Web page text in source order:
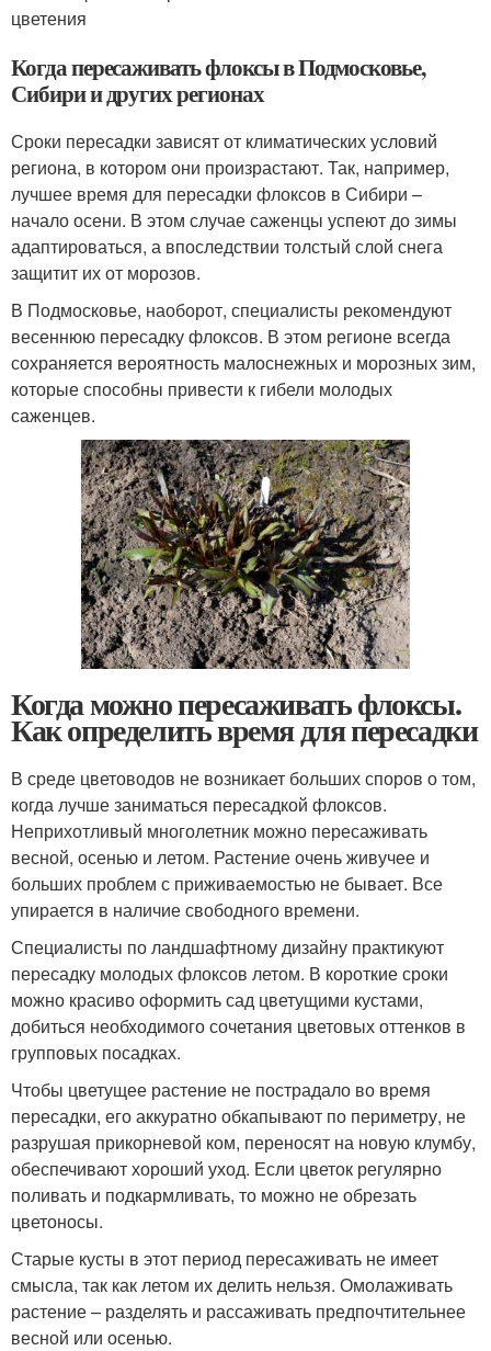
цветения
Когда пересаживать флоксы в Подмосковье,
Сибири и других регионах
Сроки пересадки зависят от климатических условий
региона, в котором они произрастают. Так, например,
лучшее время для пересадки флоксов в Сибири –
начало осени. В этом случае саженцы успеют до зимы
адаптироваться, а впоследствии толстый слой снега
защитит их от морозов.
В Подмосковье, наоборот, специалисты рекомендуют
весеннюю пересадку флоксов. В этом регионе всегда
сохраняется вероятность малоснежных и морозных зим,
которые способны привести к гибели молодых
саженцев.
Когда можно пересаживать флоксы.
Как определить время для пересадки
В среде цветоводов не возникает больших споров о том,
когда лучше заниматься пересадкой флоксов.
Неприхотливый многолетник можно пересаживать
весной, осенью и летом. Растение очень живучее и
больших проблем с приживаемостью не бывает. Все
упирается в наличие свободного времени.
Специалисты по ландшафтному дизайну практикуют
пересадку молодых флоксов летом. В короткие сроки
можно красиво оформить сад цветущими кустами,
добиться необходимого сочетания цветовых оттенков в
групповых посадках.
Чтобы цветущее растение не пострадало во время
пересадки, его аккуратно обкапывают по периметру, не
разрушая прикорневой ком, переносят на новую клумбу,
обеспечивают хороший уход. Если цветок регулярно
поливать и подкармливать, то можно не обрезать
цветоносы.
Старые кусты в этот период пересаживать не имеет
смысла, так как летом их делить нельзя. Омолаживать
растение – разделять и рассаживать предпочтительнее
весной или осенью.